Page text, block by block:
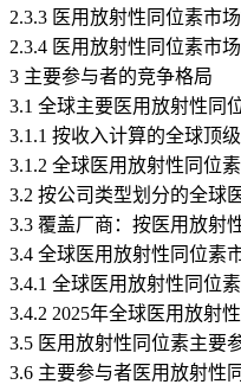
2.3.3 医用放射性同位素市
2.3.4 医用放射性同位素市
3 主要参与者的竞争格局
3.1 全球主要医用放射性同
3.1.1 按收入计算的全球顶
3.1.2 全球医用放射性同位
3.2 按公司类型划分的全球
3.3 覆盖厂商：按医用放射
3.4 全球医用放射性同位素
3.4.1 全球医用放射性同位
3.4.2 2025年全球医用放射
3.5 医用放射性同位素主要
3.6 主要参与者医用放射性